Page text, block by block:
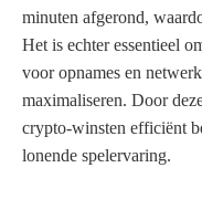
minuten afgerond,
Het is echter essentieel
voor opnames en
maximaliseren. Door
crypto-winsten efficiënt
lonende spelervaring.